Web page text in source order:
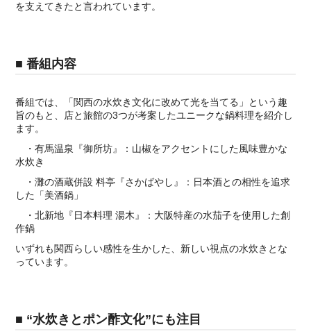
を支えてきたと言われています。
■ 番組内容
番組では、「関西の水炊き文化に改めて光を当てる」という趣
旨のもと、店と旅館の3つが考案したユニークな鍋料理を紹介し
ます。
・有馬温泉『御所坊』：山椒をアクセントにした風味豊かな
水炊き
・灘の酒蔵併設 料亭『さかばやし』：日本酒との相性を追求
した「美酒鍋」
・北新地『日本料理 湯木』：大阪特産の水茄子を使用した創
作鍋
いずれも関西らしい感性を生かした、新しい視点の水炊きとな
っています。
■ “水炊きとポン酢文化”にも注目